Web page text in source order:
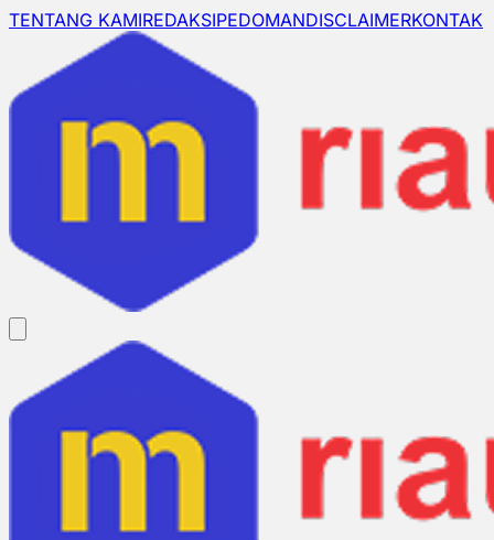
TENTANG KAMIREDAKSIPEDOMANDISCLAIMERKONTAK